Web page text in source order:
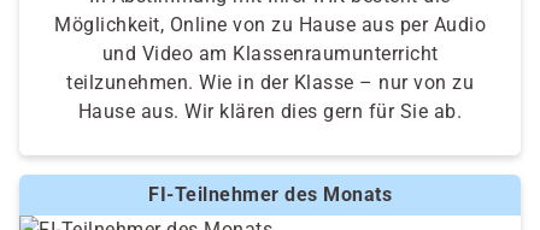
Möglichkeit, Online von zu Hause aus per Audio
und Video am Klassenraumunterricht
teilzunehmen. Wie in der Klasse – nur von zu
Hause aus. Wir klären dies gern für Sie ab.
FI-Teilnehmer des Monats